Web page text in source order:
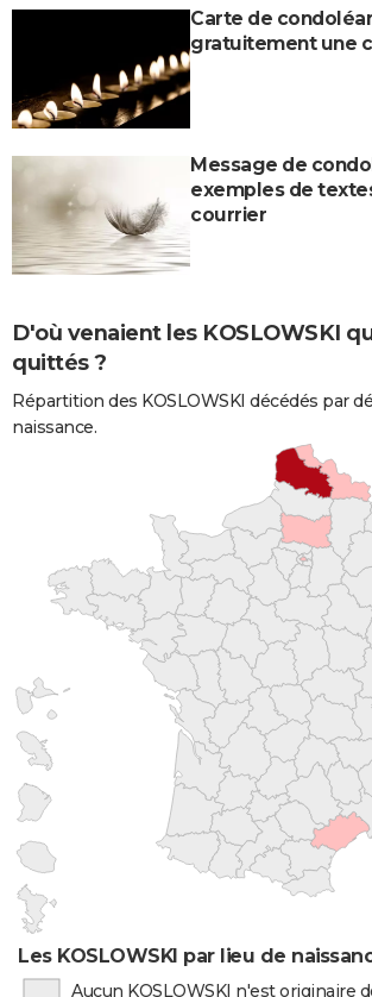
Carte de
gratuitement une
Message de
exemples de
courrier
D'où venaient les KOSLOWSKI
quittés ?
Répartition des KOSLOWSKI décédés par
naissance.
Les KOSLOWSKI par lieu de
Aucun KOSLOWSKI n'est originaire